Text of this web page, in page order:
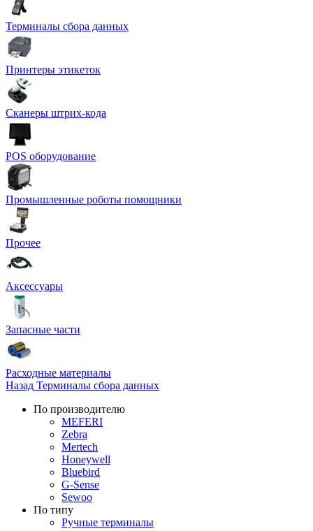
Терминалы сбора данных
Принтеры этикеток
Сканеры штрих-кода
POS оборудование
Промышленные роботы помощники
Прочее
Аксессуары
Запасные части
Расходные материалы
Назад Терминалы сбора данных
По производителю
MEFERI
Zebra
Mertech
Honeywell
Bluebird
G-Sense
Sewoo
По типу
Ручные терминалы